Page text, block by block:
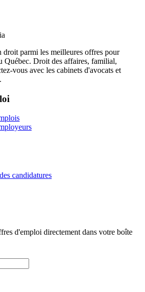
droit parmi les meilleures offres pour
Québec. Droit des affaires, familial,
vous avec les cabinets d'avocats et
candidatures
d'emploi directement dans votre boîte